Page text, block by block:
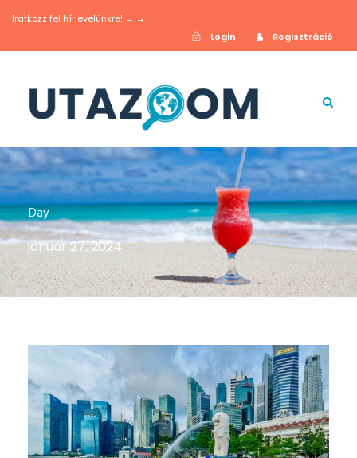
Iratkozz fel hírlevelünkre! → →
Login
Regisztráció
Day
január 27, 2024